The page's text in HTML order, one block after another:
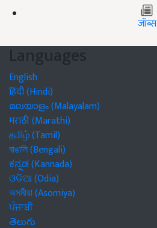
जॉब्स
Languages
English
हिंदी (Hindi)
മലയാളം (Malayalam)
मराठी (Marathi)
தமிழ் (Tamil)
বাঙালি (Bengali)
ಕನ್ನಡ (Kannada)
ଓଡିଆ (Odia)
অসমীয়া (Asomiya)
ਪੰਜਾਬੀ
తెలుగు